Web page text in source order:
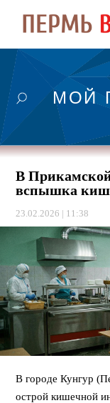
МОЙ
В
вспышка
23.02.2026 | 11:38
В городе Кунгур
острой кишечной